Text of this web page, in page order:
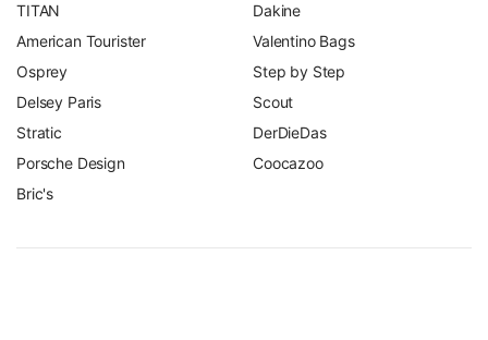
TITAN
American Tourister
Osprey
Delsey Paris
Stratic
Porsche Design
Bric's
Dakine
Valentino Bags
Step by Step
Scout
DerDieDas
Coocazoo